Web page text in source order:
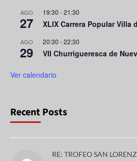
AGO
27
19:30 -21:30
XLIX Carrera Popular Villa
AGO
29
20:30 -22:30
VII Churrigueresca de
Ver calendario
Recent Posts
RE: TROFEO SAN